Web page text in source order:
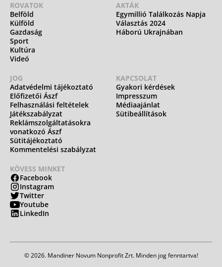
ROVATOK
Belföld
Külföld
Gazdaság
Sport
Kultúra
Videó
AKTÁK
Egymillió Találkozás Napja
Választás 2024
Háború Ukrajnában
JOG
Adatvédelmi tájékoztató
Előfizetői Ászf
Felhasználási feltételek
Játékszabályzat
Reklámszolgáltatásokra
vonatkozó Ászf
Sütitájékoztató
Kommentelési szabályzat
KAPCSOLAT
Gyakori kérdések
Impresszum
Médiaajánlat
Sütibeállítások
KÖVESS MINKET
Facebook
Instagram
Twitter
Youtube
LinkedIn
© 2026. Mandiner Novum Nonprofit Zrt. Minden jog fenntartva!